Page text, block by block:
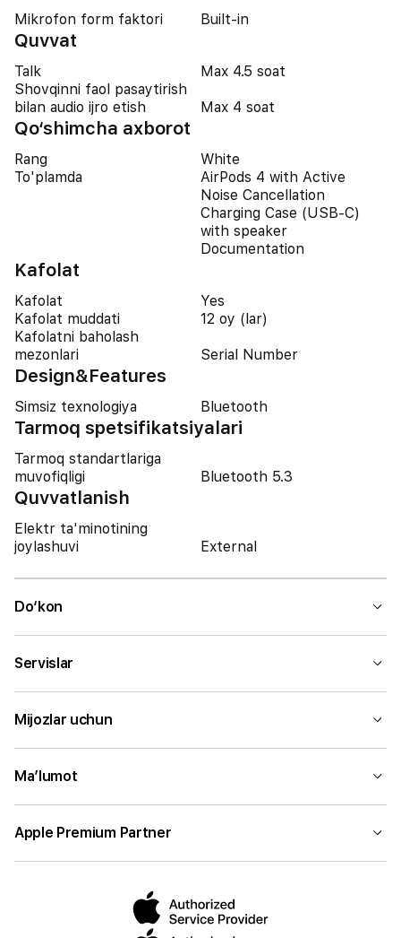
Mikrofon form faktori Built-in
Quvvat
Talk
Max 4.5 soat
Shovqinni faol pasaytirish
bilan audio ijro etish
Max 4 soat
Qo‘shimcha axborot
Rang
White
To'plamda
AirPods 4 with Active
Noise Cancellation
Charging Case (USB-C)
with speaker
Documentation
Kafolat
Kafolat
Yes
Kafolat muddati
12 oy (lar)
Kafolatni baholash
mezonlari
Serial Number
Design&Features
Simsiz texnologiya Bluetooth
Tarmoq spetsifikatsiyalari
Tarmoq standartlariga
muvofiqligi
Bluetooth 5.3
Quvvatlanish
Elektr ta'minotining
joylashuvi
External
Do‘kon
Servislar
Mijozlar uchun
Ma’lumot
Apple Premium Partner